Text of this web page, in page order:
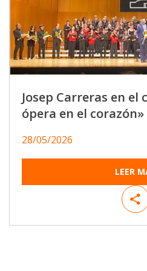
Josep Carreras en el
ópera en el corazón»
28/05/2026
LEER